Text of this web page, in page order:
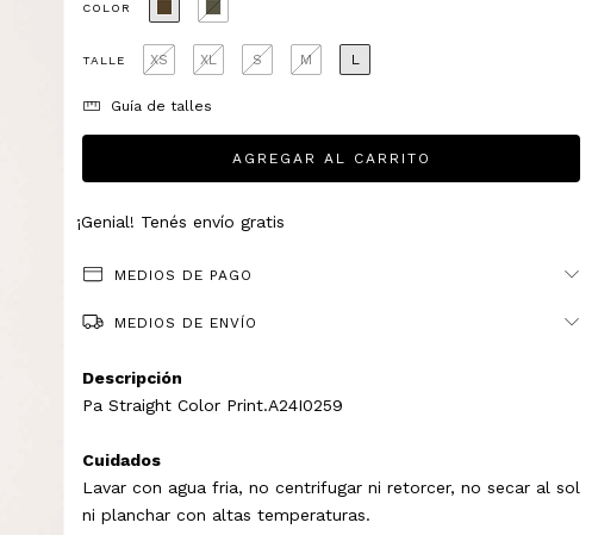
COLOR
TALLE XS XL S M L
Guía de talles
¡Genial! Tenés envío gratis
MEDIOS DE PAGO
MEDIOS DE ENVÍO
Descripción
Pa Straight Color Print.A24I0259
Cuidados
Lavar con agua fria, no centrifugar ni retorcer, no secar al sol
ni planchar con altas temperaturas.